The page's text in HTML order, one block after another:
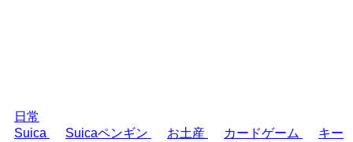
日常
Suica
Suicaペンギン お土産 カードゲーム
キー